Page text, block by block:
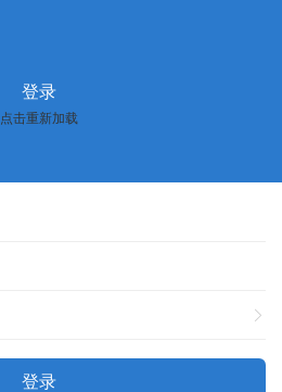
登录
点击重新加载
登录